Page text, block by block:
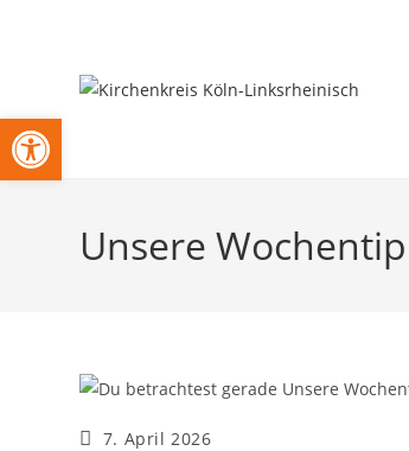
Unsere
Beitrag
7. April 2026
Open toolbar